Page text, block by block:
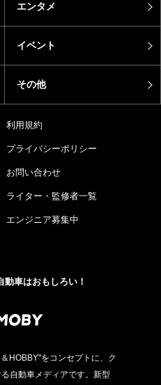
エンタメ
イベント
その他
利用規約
プライバシーポリシー
お問い合わせ
ライター・監修者一覧
エンジニア募集中
動車はおもしろい！
HOBBY"をコンセプトに、ク
自動車メディアです。新型